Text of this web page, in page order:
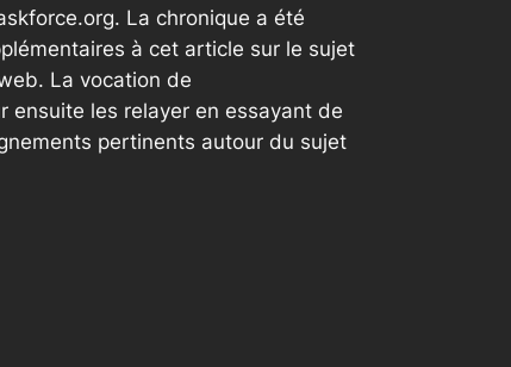
La chronique a été
à cet article sur le sujet
La vocation de
ensuite les relayer en essayant de
pertinents autour du sujet